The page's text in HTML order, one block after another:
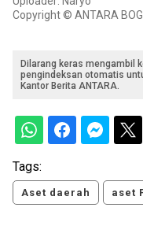
Copyright © ANTARA
Dilarang keras mengambil
pengindeksan otomatis
Kantor Berita ANTARA.
Tags:
Aset daerah aset